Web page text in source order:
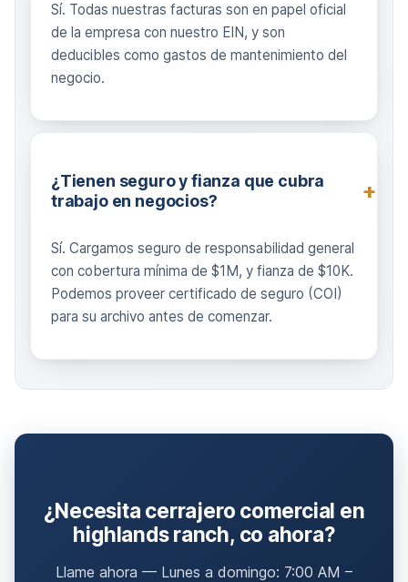
Sí. Todas nuestras facturas son en papel oficial
de la empresa con nuestro EIN, y son
deducibles como gastos de mantenimiento del
negocio.
¿Tienen seguro y fianza que cubra
trabajo en negocios?
Sí. Cargamos seguro de responsabilidad general
con cobertura mínima de $1M, y fianza de $10K.
Podemos proveer certificado de seguro (COI)
para su archivo antes de comenzar.
¿Necesita cerrajero comercial en
highlands ranch, co ahora?
Llame ahora — Lunes a domingo: 7:00 AM –